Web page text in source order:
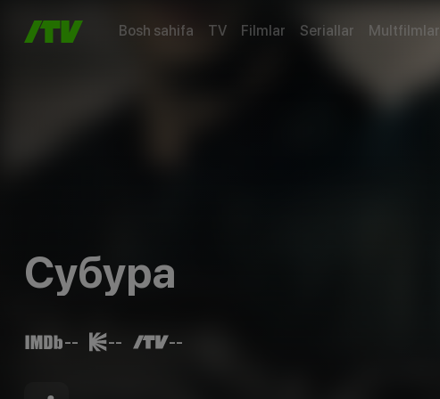
Bosh sahifa TV Filmlar Seriallar Multfilmlar
Субура
-- -- --